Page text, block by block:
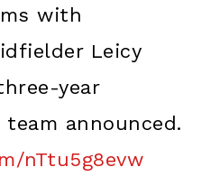
with
Leicy
year
announced.
nTtu5g8evw